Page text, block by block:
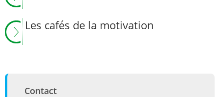
Les cafés de la motivation
Contact